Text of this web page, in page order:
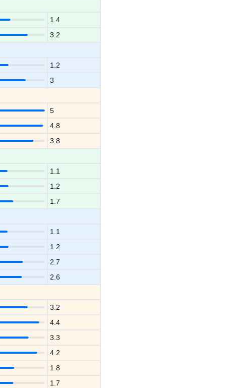
1.4
3.2
1.2
3
5
4.8
3.8
1.1
1.2
1.7
1.1
1.2
2.7
2.6
3.2
4.4
3.3
4.2
1.8
1.7